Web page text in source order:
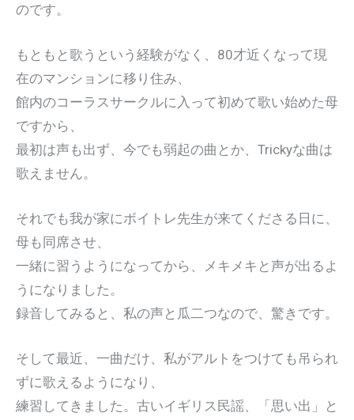
のです。
もともと歌うという経験がなく、80才近くなって現
在のマンションに移り住み、
館内のコーラスサークルに入って初めて歌い始めた母
ですから、
最初は声も出ず、今でも弱起の曲とか、Trickyな曲は
歌えません。
それでも我が家にボイトレ先生が来てくださる日に、
母も同席させ、
一緒に習うようになってから、メキメキと声が出るよ
うになりました。
録音してみると、私の声と瓜二つなので、驚きです。
そして最近、一曲だけ、私がアルトをつけても吊られ
ずに歌えるようになり、
練習してきました。古いイギリス民謡、「思い出」と